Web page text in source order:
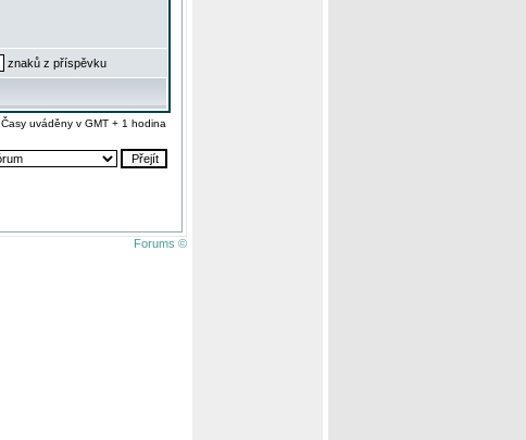
znaků z příspěvku
Časy uváděny v GMT + 1 hodina
Forums ©